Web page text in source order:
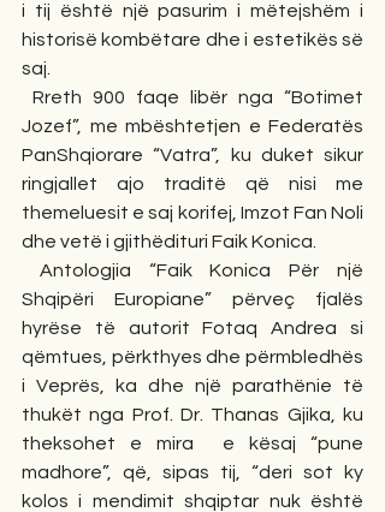
i tij është një pasurim i mëtejshëm i
historisë kombëtare dhe i estetikës së
saj.
Rreth 900 faqe libër nga “Botimet
Jozef”, me mbështetjen e Federatës
PanShqiorare “Vatra”, ku duket sikur
ringjallet ajo traditë që nisi me
themeluesit e saj korifej, Imzot Fan Noli
dhe vetë i gjithëdituri Faik Konica.
Antologjia “Faik Konica Për një
Shqipëri Europiane” përveç fjalës
hyrëse të autorit Fotaq Andrea si
qëmtues, përkthyes dhe përmbledhës
i Veprës, ka dhe një parathënie të
thukët nga Prof. Dr. Thanas Gjika, ku
theksohet e mira  e kësaj “pune
madhore”, që, sipas tij, “deri sot ky
kolos i mendimit shqiptar nuk është